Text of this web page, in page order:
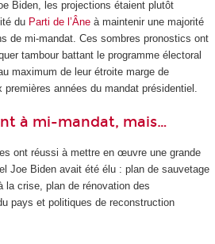
Biden, les projections étaient plutôt
du Parti de l’Âneà maintenir une majorité
de mi-mandat. Ces sombres pronostics ont
tambour battant le programme électoral
maximum de leur étroite marge de
années du mandat présidentiel.
à mi-mandat, mais…
ont réussi à mettre en œuvre une grande
Joe Biden avait été élu : plan de sauvetage
la crise, plan de rénovation des
pays et politiques de reconstruction